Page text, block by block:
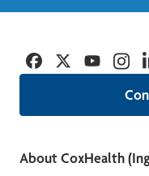
Facebook
TwitterYouTube
About CoxHealth